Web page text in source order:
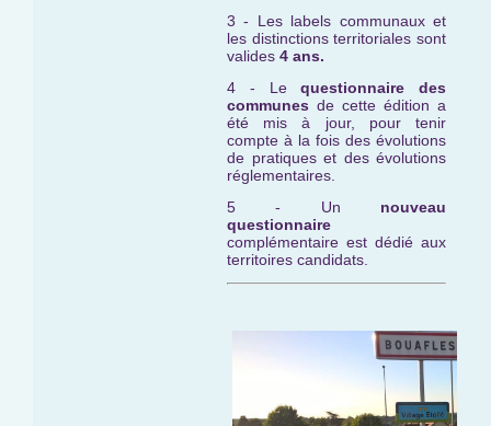
3 - Les labels communaux et
les distinctions territoriales sont
valides 4 ans.
4 - Lequestionnaire des
communes de cette édition a
été mis à jour, pour tenir
compte à la fois des évolutions
de pratiques et des évolutions
réglementaires.
5 - Un nouveau
questionnaire
complémentaire est dédié aux
territoires candidats.